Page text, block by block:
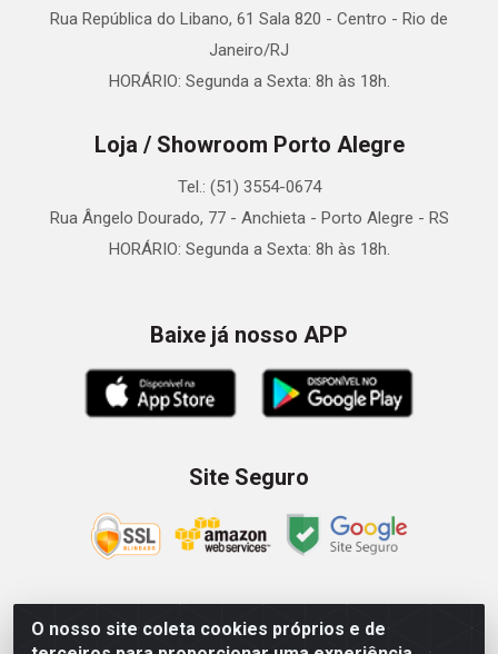
O nosso site coleta cookies próprios e de
Rua República do Libano, 61 Sala 820 - Centro - Rio de
Janeiro/RJ
HORÁRIO: Segunda a Sexta: 8h às 18h.
Loja / Showroom Porto Alegre
Tel.: (51) 3554-0674
Rua Ângelo Dourado, 77 - Anchieta - Porto Alegre - RS
HORÁRIO: Segunda a Sexta: 8h às 18h.
Baixe já nosso APP
Site Seguro
Zein Importação e Comércio LTDA - Av. Senador Queiróz, 274